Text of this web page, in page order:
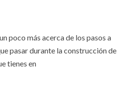
poco más acerca de los pasos a
pasar durante la construcción de
tienes en